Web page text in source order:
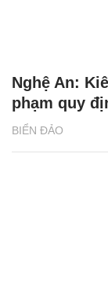
BIỂN ĐẢO
Nghệ An:
phạm quy